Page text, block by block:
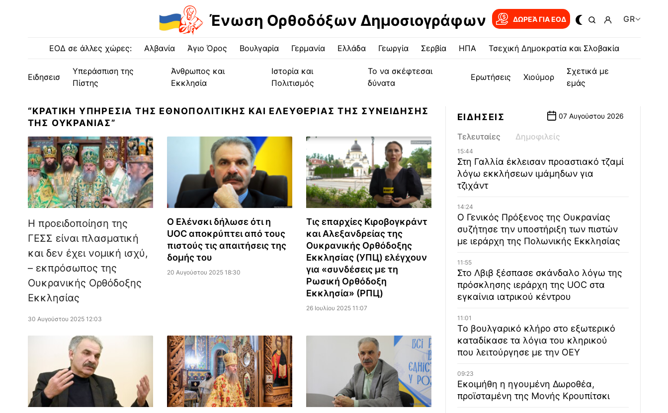
Ένωση Ορθοδόξων Δημοσιογράφων ΔΩΡΕΆ ΓΙΑ EOΔ GR
ΕΟΔ σε άλλες χώρες: Αλβανία Άγιο Όρος Βουλγαρία Γερμανία Ελλάδα Γεωργία Σερβία ΗΠΑ Τσεχική Δημοκρατία και Σλοβακία
Ειδησεισ
Υπεράσπιση της
Πίστης
Άνθρωπος και
Εκκλησία
Ιστορία και
Πολιτισμός
Το να σκέφτεσαι
δύνατα
Ερωτήσεις Χιούμορ
Σχετικά με
εμάς
“ΚΡΑΤΙΚΗ ΥΠΗΡΕΣΙΑ ΤΗΣ ΕΘΝΟΠΟΛΙΤΙΚΗΣ ΚΑΙ ΕΛΕΥΘΕΡΙΑΣ ΤΗΣ ΣΥΝΕΙΔΗΣΗΣ
ΤΗΣ ΟΥΚΡΑΝΙΑΣ”
Η προειδοποίηση της
ΓΕΣΣ είναι πλασματική
και δεν έχει νομική ισχύ,
– εκπρόσωπος της
Ουκρανικής Ορθόδοξης
Εκκλησίας
30 Αυγούστου 2025 12:03
Ο Ελένσκι δήλωσε ότι η
UOC αποκρύπτει από τους
πιστούς τις απαιτήσεις της
δομής του
20 Αυγούστου 2025 18:30
Τις επαρχίες Κιροβογκράντ
και Αλεξανδρείας της
Ουκρανικής Ορθόδοξης
Εκκλησίας (УПЦ) ελέγχουν
για «συνδέσεις με τη
Ρωσική Ορθόδοξη
Εκκλησία» (ΡПЦ)
26 Ιουλίου 2025 11:07
ΕΙΔΗΣΕΙΣ 07 Αυγούστου 2026
Τελευταίες Δημοφιλείς
15:44
Στη Γαλλία έκλεισαν προαστιακό τζαμί
λόγω εκκλήσεων ιμάμηδων για
τζιχάντ
14:24
Ο Γενικός Πρόξενος της Ουκρανίας
συζήτησε την υποστήριξη των πιστών
με ιεράρχη της Πολωνικής Εκκλησίας
11:55
Στο Λβιβ ξέσπασε σκάνδαλο λόγω της
πρόσκλησης ιεράρχη της UOC στα
εγκαίνια ιατρικού κέντρου
11:01
Το βουλγαρικό κλήρο στο εξωτερικό
καταδίκασε τα λόγια του κληρικού
που λειτούργησε με την ΟΕΥ
09:23
Εκοιμήθη η ηγουμένη Δωροθέα,
προϊσταμένη της Μονής Κρουπίτσκι